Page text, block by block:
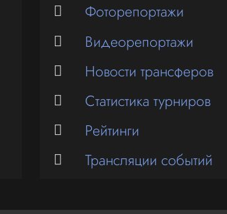
Фоторепортажи
Видеорепортажи
Новости трансферов
Статистика турниров
Рейтинги
Трансляции событий